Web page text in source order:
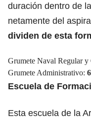
duración dentro de
netamente del
dividen de esta
Grumete Naval Regular y
Grumete Administrativo:
Escuela de
Esta escuela de la